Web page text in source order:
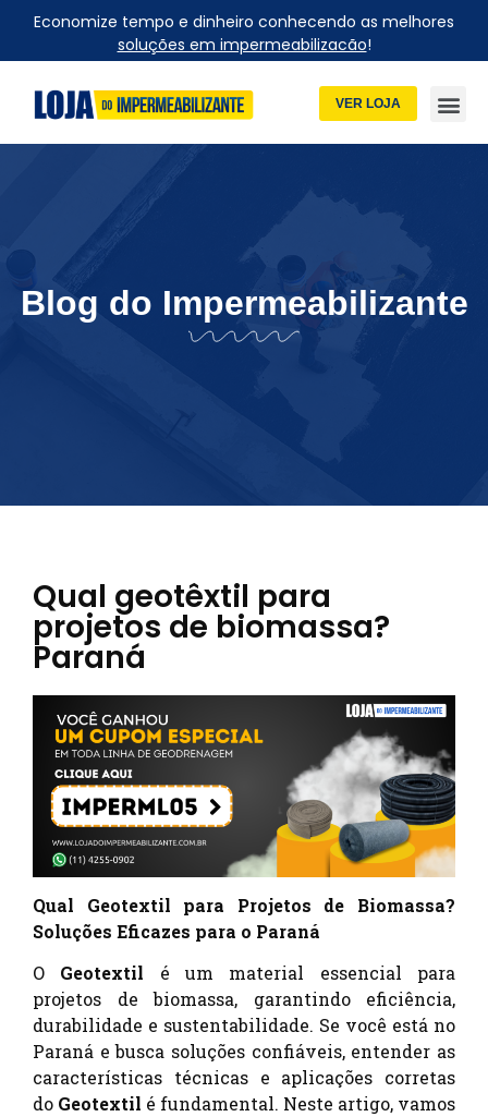
Economize tempo e dinheiro conhecendo as melhores
soluções em impermeabilizacão!
VER LOJA
Blog do Impermeabilizante
Qual geotêxtil para
projetos de biomassa?
Paraná
Qual Geotextil para Projetos de Biomassa?
Soluções Eficazes para o Paraná
O Geotextil é um material essencial para
projetos de biomassa, garantindo eficiência,
durabilidade e sustentabilidade. Se você está no
Paraná e busca soluções confiáveis, entender as
características técnicas e aplicações corretas
do Geotextil é fundamental. Neste artigo, vamos